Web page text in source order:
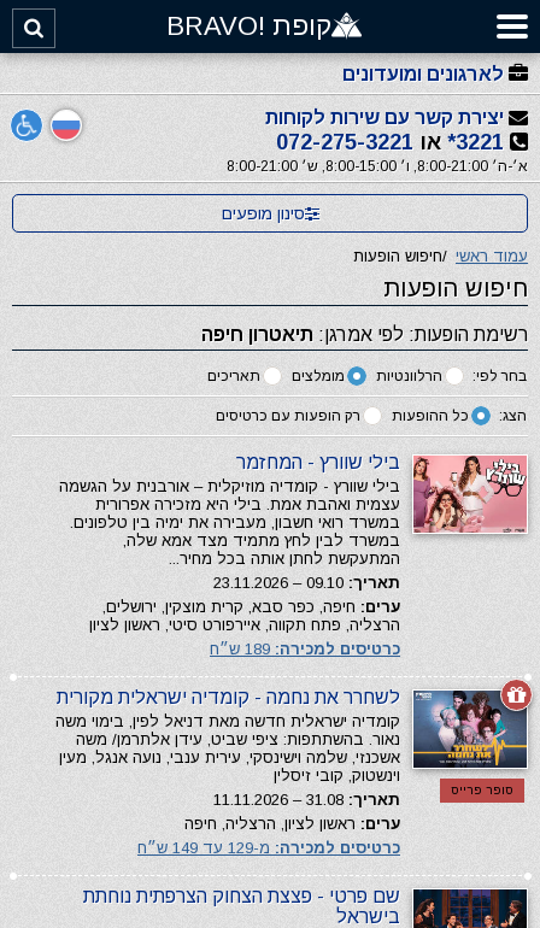
קופת !BRAVO
לארגונים ומועדונים
יצירת קשר עם שירות לקוחות
3221* או 072-275-3221
א׳-ה׳ 8:00-21:00, ו׳ 8:00-15:00, ש׳ 8:00-21:00
סינון מופעים
עמוד ראשי /חיפוש הופעות
חיפוש הופעות
רשימת הופעות: לפי אמרגן: תיאטרון חיפה
בחר לפי: הרלוונטיות מומלצים תאריכים
הצג: כל ההופעות רק הופעות עם כרטיסים
בילי שוורץ - המחזמר
בילי שוורץ - קומדיה מוזיקלית – אורבנית על הגשמה
עצמית ואהבת אמת. בילי היא מזכירה אפרורית
במשרד רואי חשבון, מעבירה את ימיה בין טלפונים.
במשרד לבין לחץ מתמיד מצד אמא שלה,
המתעקשת לחתן אותה בכל מחיר...
תאריך:
ערים: חיפה, כפר סבא, קרית מוצקין, ירושלים,
הרצליה, פתח תקווה, איירפורט סיטי, ראשון לציון
כרטיסים למכירה:
סופר פרייס
לשחרר את נחמה - קומדיה ישראלית מקורית
קומדיה ישראלית חדשה מאת דניאל לפין, בימוי משה
נאור. בהשתתפות: ציפי שביט, עידן אלתרמן/ משה
אשכנזי, שלמה וישינסקי, עירית ענבי, נועה אנגל, מעין
וינשטוק, קובי זיסלין
תאריך:
ערים: ראשון לציון, הרצליה, חיפה
כרטיסים למכירה: מ-129 עד 149 ש״ח
שם פרטי - פצצת הצחוק הצרפתית נוחתת
בישראל